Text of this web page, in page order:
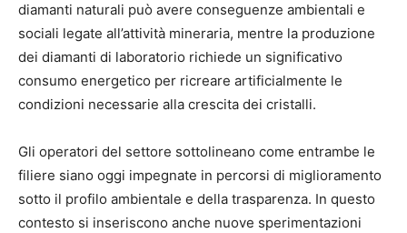
diamanti naturali può avere conseguenze ambientali e
sociali legate all’attività mineraria, mentre la produzione
dei diamanti di laboratorio richiede un significativo
consumo energetico per ricreare artificialmente le
condizioni necessarie alla crescita dei cristalli.
Gli operatori del settore sottolineano come entrambe le
filiere siano oggi impegnate in percorsi di miglioramento
sotto il profilo ambientale e della trasparenza. In questo
contesto si inseriscono anche nuove sperimentazioni